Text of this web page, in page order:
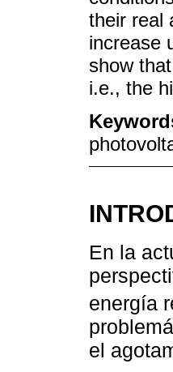
their real
increase
show
i.e., the
En la
energía
el